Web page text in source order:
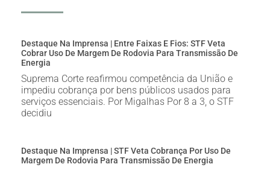
Destaque Na Imprensa | Entre Faixas E Fios: STF Veta
Cobrar Uso De Margem De Rodovia Para Transmissão De
Energia
Suprema Corte reafirmou competência da União e
impediu cobrança por bens públicos usados para
serviços essenciais. Por Migalhas Por 8 a 3, o STF
decidiu
Destaque Na Imprensa | STF Veta Cobrança Por Uso De
Margem De Rodovia Para Transmissão De Energia